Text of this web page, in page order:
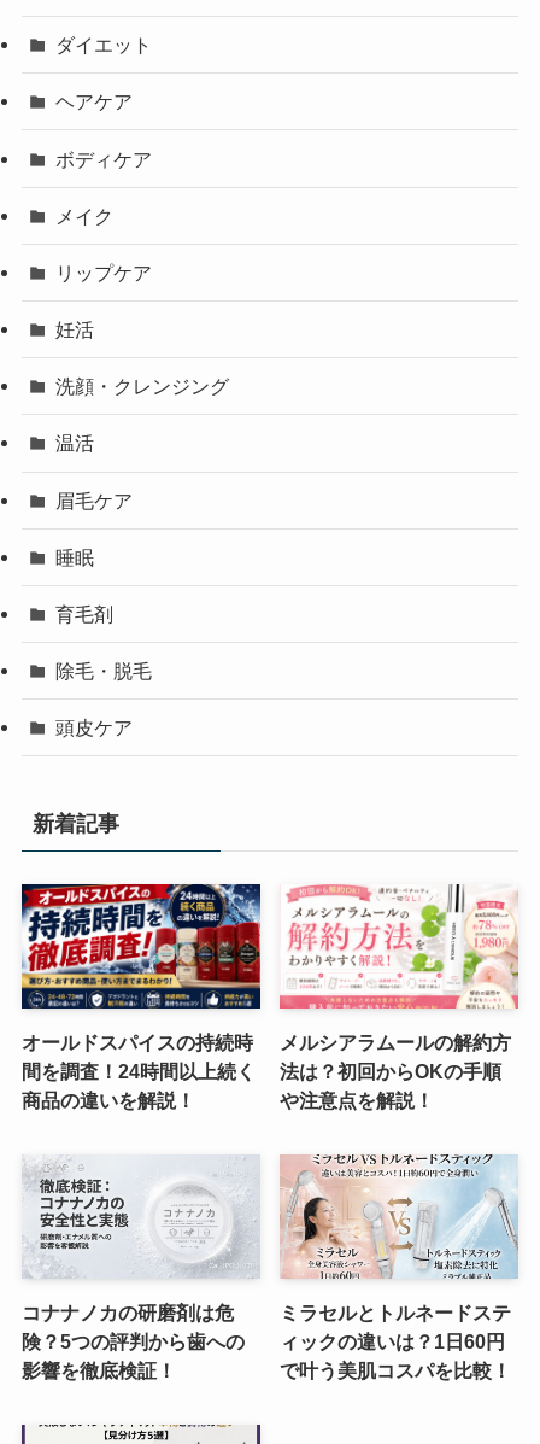
ダイエット
ヘアケア
ボディケア
メイク
リップケア
妊活
洗顔・クレンジング
温活
眉毛ケア
睡眠
育毛剤
除毛・脱毛
頭皮ケア
新着記事
オールドスパイスの持続時
間を調査！24時間以上続く
商品の違いを解説！
メルシアラムールの解約方
法は？初回からOKの手順
や注意点を解説！
コナナノカの研磨剤は危
険？5つの評判から歯への
影響を徹底検証！
ミラセルとトルネードステ
ィックの違いは？1日60円
で叶う美肌コスパを比較！